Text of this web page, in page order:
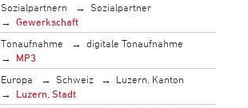
Sozialpartnern
Sozialpartner
Gewerkschaft
Tonaufnahme
digitale Tonaufnahme
MP3
Europa Schweiz
Luzern, Kanton
Luzern, Stadt